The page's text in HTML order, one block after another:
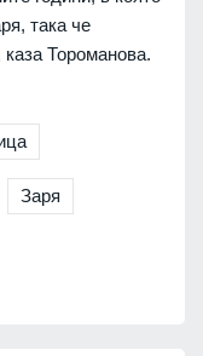
така че
Тороманова.
Заря